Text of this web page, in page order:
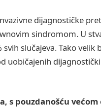
dijagnostičke
sindromom. U
slučajeva. Tako velik
uobičajenih
s pouzdanošću